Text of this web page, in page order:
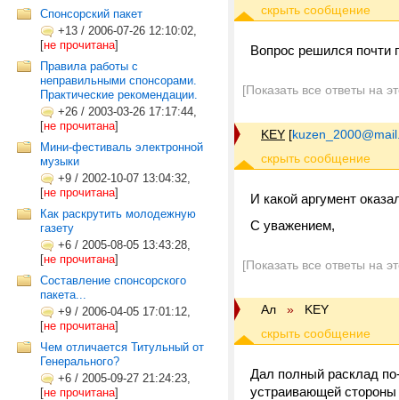
Спонсорский пакет
+13 / 2006-07-26 12:10:02,
[не прочитана]
Правила работы с
неправильными спонсорами.
Практические рекомендации.
+26 / 2003-03-26 17:17:44,
[не прочитана]
Мини-фестиваль электронной
музыки
+9 / 2002-10-07 13:04:32,
[не прочитана]
Как раскрутить молодежную
газету
+6 / 2005-08-05 13:43:28,
[не прочитана]
Составление спонсорского
пакета...
+9 / 2006-04-05 17:01:12,
[не прочитана]
Чем отличается Титульный от
Генерального?
+6 / 2005-09-27 21:24:23,
[не прочитана]
Вопрос решился почти
[Показать все ответы на
KEY [
И какой аргумент
С уважением,
[Показать все ответы на
Ал » KEY
Дал полный расклад
устраивающей